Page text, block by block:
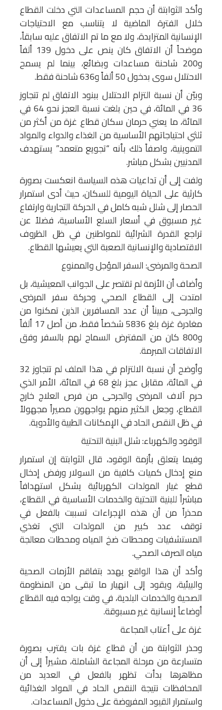
وأكد الثوابتة أن حجم المساعدات التي دخلت القطاع
خلال الفترة الماضية لا يتناسب مع الاحتياجات
الإنسانية المتزايدة، ولا مع ما تم الاتفاق عليه سابقاً،
موضحاً أن الاتفاق كان ينص على دخول 139 ألفاً
و200 شاحنة مساعدات وبضائع، بينما لم يسمح
الاحتلال سوى بدخول 50 ألفاً و636 شاحنة فقط.
وبيّن أن نسبة التزام الاحتلال ببنود الاتفاق لم تتجاوز
36 في المائة، في حين بلغت نسبة العجز نحو 64 في
المائة، ما يعني حرمان سكان قطاع غزة من أكثر من
ثلثي احتياجاتهم الأساسية من الغذاء والدواء والمواد
التموينية، واصفاً ذلك بأنه “تجويع متعمد” يستهدف
المدنيين بشكل مباشر.
ولفت إلى أن تداعيات هذه السياسة انعكست بصورة
كارثية على الحياة اليومية للسكان، حيث أدى استمرار
الحصار إلى شلل شبه كامل في الحركة التجارية وارتفاع
غير مسبوق في أسعار السلع الأساسية، فضلاً عن
تراجع القدرة الشرائية للمواطنين في ظل الظروف
الاقتصادية والإنسانية الصعبة التي يعيشها القطاع.
الصحة والمرضى: السفر المؤجل والممنوع
وأضاف أن الأزمة لم تقتصر على الجوانب المعيشية، بل
امتدت إلى القطاع الصحي وحركة سفر المرضى
والجرحى، مبيناً أن عدد المسافرين الذين تمكنوا من
مغادرة غزة بلغ 5836 شخصاً فقط، من أصل 17 ألفاً
و800 كان من المفترض السماح لهم بالسفر وفق
الاتفاقات المبرمة.
وأوضح أن نسبة الالتزام في هذا الملف لم تتجاوز 32
في المائة، مقابل عجز بلغ 68 في المائة، الأمر الذي
حرم آلاف المرضى والجرحى من فرص العلاج خارج
القطاع، وجعل الكثير منهم يواجهون مصيراً مجهولاً
في ظل النقص الحاد في الإمكانات الطبية والأدوية.
الوقود والكهرباء: شلل البنية التحتية
وفيما يتعلق بأزمة الوقود، قال الثوابتة إن استمرار
منع إدخال كميات كافية من السولار ورفض إدخال
قطع غيار المولدات الكهربائية يشكل استهدافاً
مباشراً للبنية التحتية والخدمات الأساسية في القطاع،
محذراً من أن هذه الإجراءات تسببت بالفعل في
توقف عدد كبير من المولدات التي تغذي
المستشفيات ومحطات ضخ المياه ومحطات معالجة
مياه الصرف الصحي.
وأكد أن هذا الواقع يهدد بتفاقم الأزمات الصحية
والبيئية، ويقود إلى انهيار ما تبقى من المنظومة
الصحية والخدمات البلدية، في وقت يواجه فيه القطاع
أوضاعاً إنسانية غير مسبوقة.
غزة على أعتاب المجاعة
وحذر الثوابتة من أن قطاع غزة بات يقترب بصورة
متسارعة من مرحلة المجاعة الشاملة، مشيراً إلى أن
مظاهرها بدأت تظهر بالفعل في العديد من
المحافظات نتيجة النقص الحاد في المواد الغذائية
واستمرار القيود المفروضة على دخول المساعدات.